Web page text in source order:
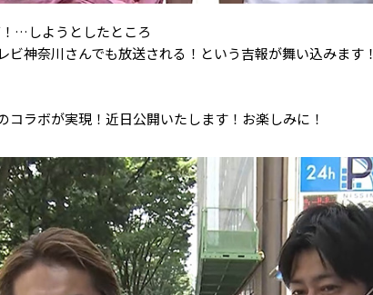
…しようとしたところ
神奈川さんでも放送される！という吉報が舞い込みます！
ラボが実現！近日公開いたします！お楽しみに！